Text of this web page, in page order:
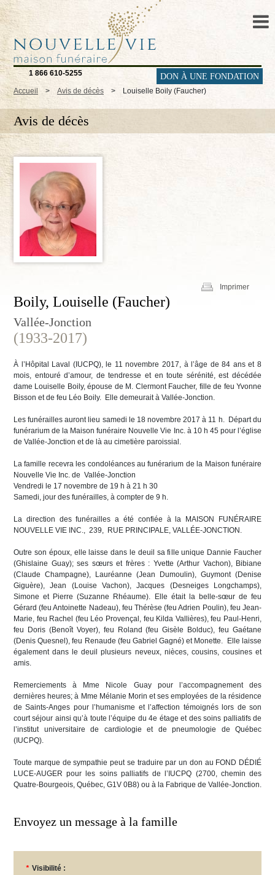
1 866 610-5255 DON À UNE FONDATION
Accueil > Avis de décès > Louiselle Boily (Faucher)
Avis de décès
Imprimer
Boily, Louiselle (Faucher)
Vallée-Jonction
(1933-2017)
À l’Hôpital Laval (IUCPQ), le 11 novembre 2017, à l’âge de 84 ans et 8
mois, entouré d’amour, de tendresse et en toute sérénité, est décédée
dame Louiselle Boily, épouse de M. Clermont Faucher, fille de feu Yvonne
Bisson et de feu Léo Boily. Elle demeurait à Vallée-Jonction.
Les funérailles auront lieu samedi le 18 novembre 2017 à 11 h. Départ du
funérarium de la Maison funéraire Nouvelle Vie Inc. à 10 h 45 pour l’église
de Vallée-Jonction et de là au cimetière paroissial.
La famille recevra les condoléances au funérarium de la Maison funéraire
Nouvelle Vie Inc. de Vallée-Jonction
Vendredi le 17 novembre de 19 h à 21 h 30
Samedi, jour des funérailles, à compter de 9 h.
La direction des funérailles a été confiée à la MAISON FUNÉRAIRE
NOUVELLE VIE INC., 239, RUE PRINCIPALE, VALLÉE-JONCTION.
Outre son époux, elle laisse dans le deuil sa fille unique Dannie Faucher
(Ghislaine Guay); ses sœurs et frères : Yvette (Arthur Vachon), Bibiane
(Claude Champagne), Lauréanne (Jean Dumoulin), Guymont (Denise
Giguère), Jean (Louise Vachon), Jacques (Desneiges Longchamps),
Simone et Pierre (Suzanne Rhéaume). Elle était la belle-sœur de feu
Gérard (feu Antoinette Nadeau), feu Thérèse (feu Adrien Poulin), feu Jean-
Marie, feu Rachel (feu Léo Provençal, feu Kilda Vallières), feu Paul-Henri,
feu Doris (Benoît Voyer), feu Roland (feu Gisèle Bolduc), feu Gaétane
(Denis Quesnel), feu Renaude (feu Gabriel Gagné) et Monette. Elle laisse
également dans le deuil plusieurs neveux, nièces, cousins, cousines et
amis.
Remerciements à Mme Nicole Guay pour l’accompagnement des
dernières heures; à Mme Mélanie Morin et ses employées de la résidence
de Saints-Anges pour l’humanisme et l’affection témoignés lors de son
court séjour ainsi qu’à toute l’équipe du 4e étage et des soins palliatifs de
l’institut universitaire de cardiologie et de pneumologie de Québec
(IUCPQ).
Toute marque de sympathie peut se traduire par un don au FOND DÉDIÉ
LUCE-AUGER pour les soins palliatifs de l’IUCPQ (2700, chemin des
Quatre-Bourgeois, Québec, G1V 0B8) ou à la Fabrique de Vallée-Jonction.
Envoyez un message à la famille
* Visibilité :